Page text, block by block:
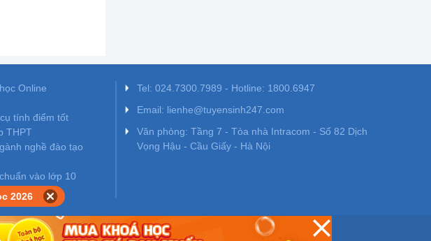
2026
Online
tính điểm tốt
THPT
nghề đào tạo
vào lớp 10
Tel: 024.7300.7989 - Hotline: 1800.6947
Email: lienhe@tuyensinh247.com
Văn phòng: Tầng 7 - Tòa nhà Intracom - Số 82 Dịch
Vọng Hậu - Cầu Giấy - Hà Nội